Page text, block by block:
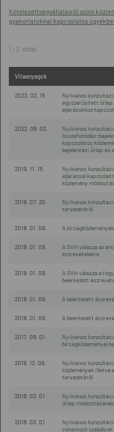
Kötelezettségvállalásról szóló
gyakorlatokkal kapcsolatos
1 - 2. oldal
Vitaanyagok
2023. 02. 15
Nyilvános
egyszerűsített
eljárásokhoz
2022. 06. 03.
Nyilvános
összefonódás-
kapcsolatos
bejelentési űrlap és
2019. 11. 15.
Nyilvános
eljárással
közlemény
2018. 07. 20.
Nyilvános
tervezetéről
2018. 01. 09. A
2018. 01. 09.
A GVH válasza az
észrevételekre
2018. 01. 09.
A GVH válasza a
beérkezett
2018. 01. 09. A beérkezett
2018. 01. 09. A beérkezett
2017. 09. 01.
Nyilvános
2016. 12. 09.
Nyilvános
közlemények illetve
tervezetéről
2016. 03. 01
Nyilvános
űrlap
2016. 03. 01
Nyilvános
vonatkozó